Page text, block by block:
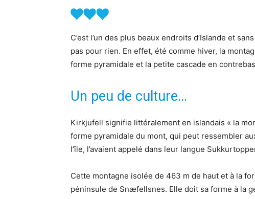
C’est l’un des plus beaux endroits d’Islande et
pas pour rien. En effet, été comme hiver, la
forme pyramidale et la petite cascade en
Un peu de culture…
Kirkjufell signifie littéralement en islandais « la
forme pyramidale du mont, qui peut ressembler
l’île, l’avaient appelé dans leur langue
Cette montagne isolée de 463 m de haut et à la
péninsule de Snæfellsnes. Elle doit sa forme à la